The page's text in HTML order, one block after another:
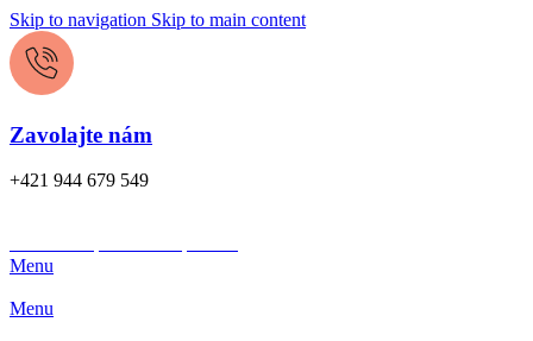
Skip to navigation Skip to main content
Zavolajte nám
+421 944 679 549
Menu
Menu